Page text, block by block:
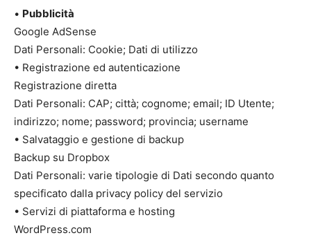
• Pubblicità
Google AdSense
Dati Personali: Cookie; Dati di utilizzo
• Registrazione ed autenticazione
Registrazione diretta
Dati Personali: CAP; città; cognome; email; ID Utente;
indirizzo; nome; password; provincia; username
• Salvataggio e gestione di backup
Backup su Dropbox
Dati Personali: varie tipologie di Dati secondo quanto
specificato dalla privacy policy del servizio
• Servizi di piattaforma e hosting
WordPress.com